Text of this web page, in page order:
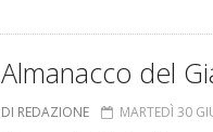
Almanacco del
DI REDAZIONE MARTEDÌ 30